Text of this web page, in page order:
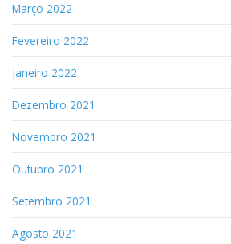
Março 2022
Fevereiro 2022
Janeiro 2022
Dezembro 2021
Novembro 2021
Outubro 2021
Setembro 2021
Agosto 2021